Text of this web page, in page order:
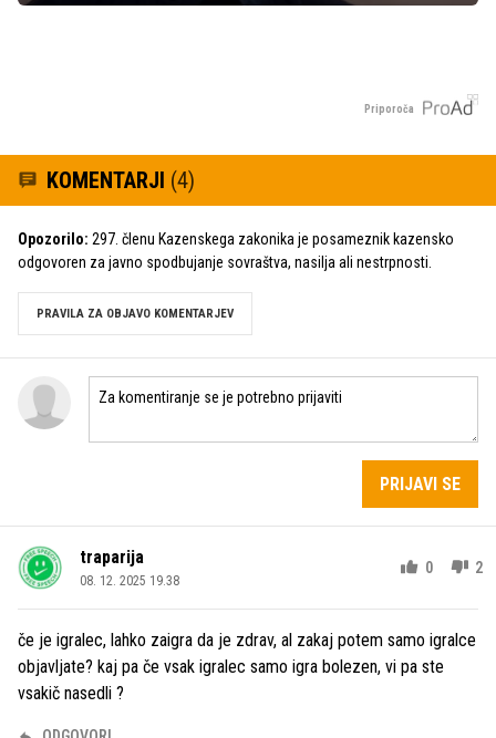
Priporoča
KOMENTARJI (4)
Opozorilo: 297. členu Kazenskega zakonika je posameznik kazensko
odgovoren za javno spodbujanje sovraštva, nasilja ali nestrpnosti.
PRAVILA ZA OBJAVO KOMENTARJEV
PRIJAVI SE
traparija
08. 12. 2025 19.38
0 2
če je igralec, lahko zaigra da je zdrav, al zakaj potem samo igralce
objavljate? kaj pa če vsak igralec samo igra bolezen, vi pa ste
vsakič nasedli ?